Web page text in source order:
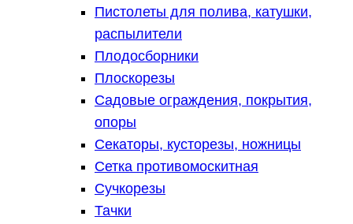
Пистолеты для полива, катушки,
распылители
Плодосборники
Плоскорезы
Садовые ограждения, покрытия,
опоры
Секаторы, кусторезы, ножницы
Сетка противомоскитная
Сучкорезы
Тачки